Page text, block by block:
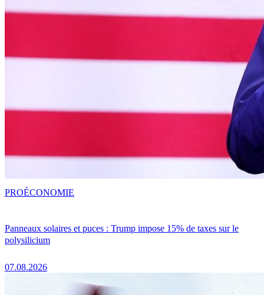
Panneaux solaires et puces : Trump impose 15% de taxes sur le
polysilicium
07.08.2026
PROÉCONOMIE